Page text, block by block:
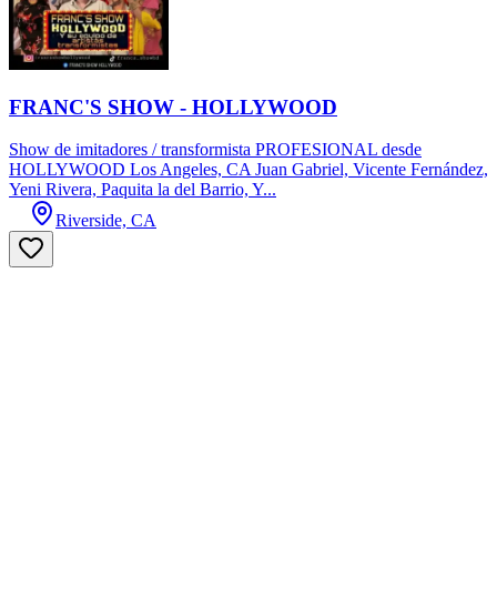
FRANC'S SHOW - HOLLYWOOD
Show de imitadores / transformista PROFESIONAL desde
HOLLYWOOD Los Angeles, CA Juan Gabriel, Vicente Fernández,
Yeni Rivera, Paquita la del Barrio, Y...
Riverside, CA